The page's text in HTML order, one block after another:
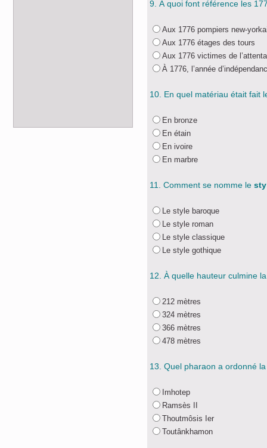
9. À quoi font référence les
Aux 1776 pompiers new-
Aux 1776 étages des tours
Aux 1776 victimes de
À 1776, l’année
10. En quel matériau était fait
En bronze
En étain
En ivoire
En marbre
11. Comment se nomme le
Le style baroque
Le style roman
Le style classique
Le style gothique
12. À quelle hauteur culmine
212 mètres
324 mètres
366 mètres
478 mètres
13. Quel pharaon a ordonné
Imhotep
Ramsès II
Thoutmôsis Ier
Toutânkhamon